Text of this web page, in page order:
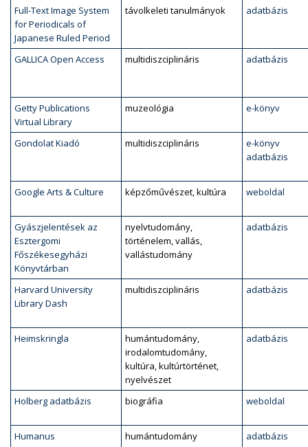
Full-Text Image System
for Periodicals of
Japanese Ruled Period
távolkeleti tanulmányok adatbázis
GALLICA Open Access multidiszciplináris adatbázis
Getty Publications
Virtual Library
muzeológia e-könyv
Gondolat Kiadó multidiszciplináris
e-könyv
adatbázis
Google Arts & Culture képzőművészet, kultúra weboldal
Gyászjelentések az
Esztergomi
Főszékesegyházi
Könyvtárban
nyelvtudomány,
történelem, vallás,
vallástudomány
adatbázis
Harvard University
Library Dash
multidiszciplináris adatbázis
Heimskringla
humántudomány,
irodalomtudomány,
kultúra, kultúrtörténet,
nyelvészet
adatbázis
Holberg adatbázis biográfia weboldal
Humanus humántudomány adatbázis